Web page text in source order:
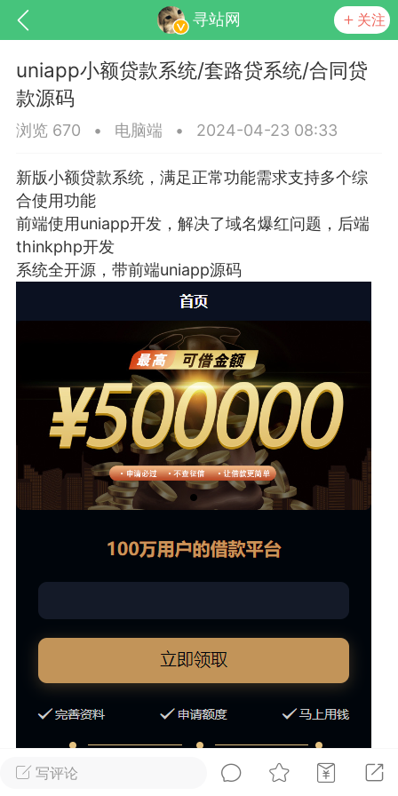
寻站网 关注
社区
0 0
remote SSH server
forwarding request.“警告(推荐)
+6
1 1
版的安装配置教程及使用保姆级教程
写评论
uniapp小额贷款系统/套路贷系统/合同贷
款源码
浏览 670 • 电脑端 • 2024-04-23 08:33
新版小额贷款系统，满足正常功能需求支持多个综
合使用功能
前端使用uniapp开发，解决了域名爆红问题，后端
thinkphp开发
系统全开源，带前端uniapp源码